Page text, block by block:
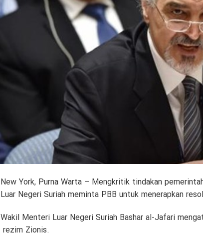
New York, Purna Warta– Mengkritik tindakan
Luar Negeri Suriah meminta PBB untuk menerapkan
Wakil Menteri Luar Negeri Suriah Bashar al-Jafari
rezim Zionis.